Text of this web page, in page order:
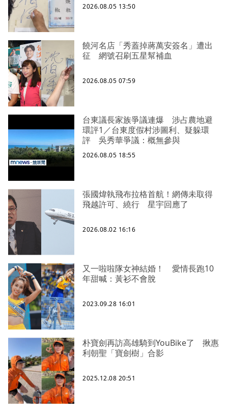
2026.08.05 13:50
饒河名店「秀蓋掉蔣萬安簽名」遭出
征 網號召刷五星幫補血
2026.08.05 07:59
台東議長家族爭議連爆 涉占農地避
環評1／台東度假村涉圖利、疑躲環
評 吳秀華爭議：概無參與
2026.08.05 18:55
張國煒執飛布拉格首航！網傳未取得
飛越許可、繞行 星宇回應了
2026.08.02 16:16
又一啦啦隊女神結婚！ 愛情長跑10
年甜喊：黃衫不會脫
2023.09.28 16:01
朴寶劍再訪高雄騎到YouBike了 揪惠
利朝聖「寶劍樹」合影
2025.12.08 20:51